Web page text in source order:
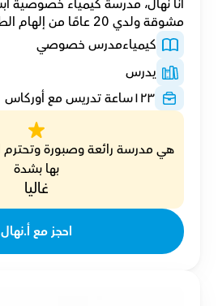
مشوقة ولدي 20 عامًا من إلهام الطلاب.
كيمياءمدرس خصوصي
يدرس
١٢٣ساعة تدريس مع أوركاس
بها بشدة
غاليا
احجز مع أ.نهال